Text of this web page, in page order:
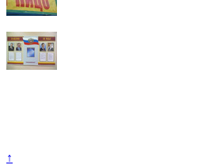
↑